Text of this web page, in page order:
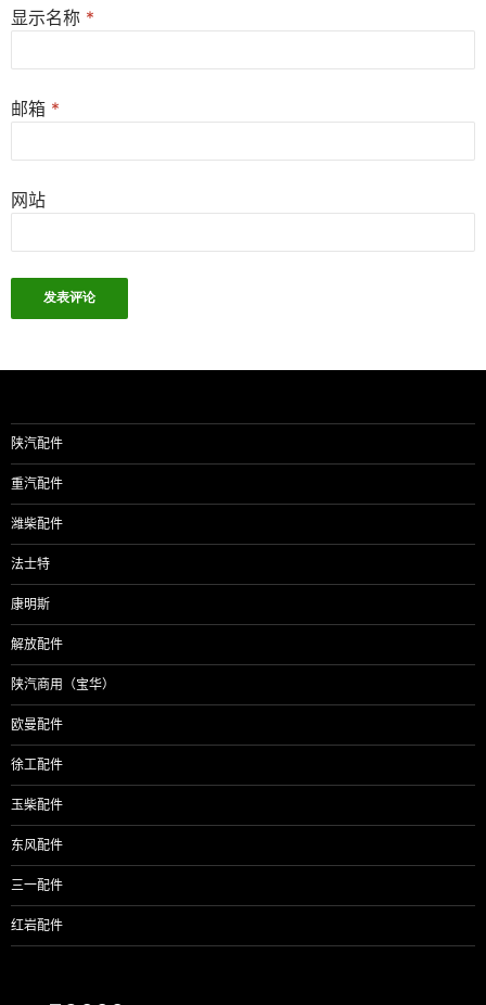
显示名称 *
邮箱 *
网站
陕汽配件
重汽配件
潍柴配件
法士特
康明斯
解放配件
陕汽商用（宝华）
欧曼配件
徐工配件
玉柴配件
东风配件
三一配件
红岩配件